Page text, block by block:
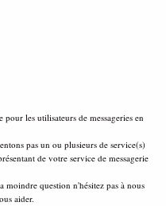
les utilisateurs de messageries en
pas un ou plusieurs de service(s)
de votre service de messagerie
moindre question n'hésitez pas à nous
aider.